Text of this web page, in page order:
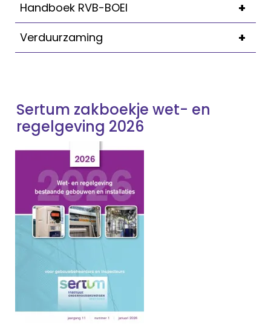
+
Handboek RVB-BOEI
+
Verduurzaming
Sertum zakboekje wet- en
regelgeving 2026